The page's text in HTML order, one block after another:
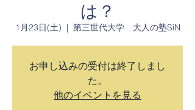
は？
1月23日(土)
  |
第三世代大学 大人の塾SiN
お申し込みの受付は終了しまし
た。
他のイベントを見る